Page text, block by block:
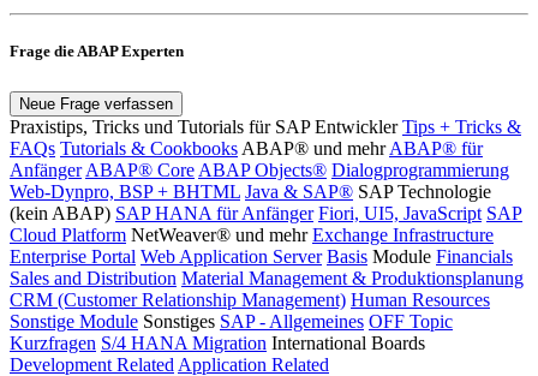
Frage die ABAP Experten
Neue Frage verfassen
Praxistips, Tricks und Tutorials für SAP Entwickler Tips + Tricks &
FAQs Tutorials & Cookbooks ABAP® und mehr ABAP® für
Anfänger ABAP® Core ABAP Objects® Dialogprogrammierung
Web-Dynpro, BSP + BHTML Java & SAP® SAP Technologie
(kein ABAP) SAP HANA für Anfänger Fiori, UI5, JavaScript SAP
Cloud Platform NetWeaver® und mehr Exchange Infrastructure
Enterprise Portal Web Application Server Basis Module Financials
Sales and Distribution Material Management & Produktionsplanung
CRM (Customer Relationship Management) Human Resources
Sonstige Module Sonstiges SAP - Allgemeines OFF Topic
Kurzfragen S/4 HANA Migration International Boards
Development Related Application Related